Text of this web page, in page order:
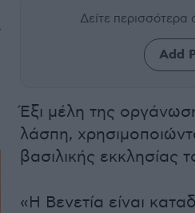
Δείτε
Add
Έξι μέλη της
λάσπη,
βασιλικής εκκλησίας
«Η Βενετία είναι